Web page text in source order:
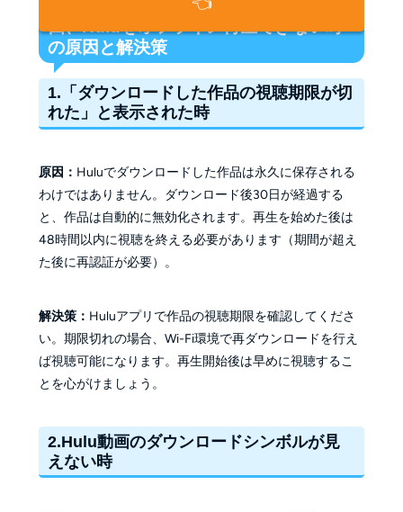
四、Huluをオフライン再生できない時
の原因と解決策
1.「ダウンロードした作品の視聴期限が切
れた」と表示された時
原因： Huluでダウンロードした作品は永久に保存される
わけではありません。ダウンロード後30日が経過する
と、作品は自動的に無効化されます。再生を始めた後は
48時間以内に視聴を終える必要があります（期間が超え
た後に再認証が必要）。
解決策： Huluアプリで作品の視聴期限を確認してくださ
い。期限切れの場合、Wi-Fi環境で再ダウンロードを行え
ば視聴可能になります。再生開始後は早めに視聴するこ
とを心がけましょう。
2.Hulu動画のダウンロードシンボルが見
えない時